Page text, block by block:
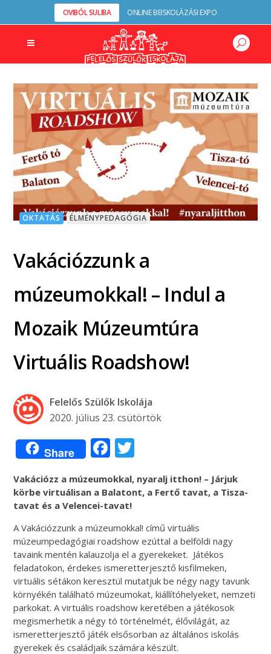
OVIBÓL SULIBA ONLINE BEISKOLÁZÁSI EXPO
OKTATÁS ÉLMÉNYPEDAGÓGIA
Vakációzzunk a
múzeumokkal! – Indul a
Mozaik Múzeumtúra
Virtuális Roadshow!
Felelős Szülők Iskolája
2020. július 23. csütörtök
Share Facebook
Vakációzz a múzeumokkal, nyaralj itthon! – Járjuk
körbe virtuálisan a Balatont, a Fertő tavat, a Tisza-
tavat és a Velencei-tavat!
A Vakációzzunk a múzeumokkal! című virtuális
múzeumpedagógiai roadshow ezúttal a belföldi nagy
tavaink mentén kalauzolja el a gyerekeket. Játékos
feladatokon, érdekes ismeretterjesztő kisfilmeken,
virtuális sétákon keresztül mutatjuk be négy nagy tavunk
környékén található múzeumokat, kiállítóhelyeket, nemzeti
parkokat. A virtuális roadshow keretében a játékosok
megismerhetik a négy tó történelmét, élővilágát, az
ismeretterjesztő játék elsősorban az általános iskolás
gyerekek és családjaik számára készült.